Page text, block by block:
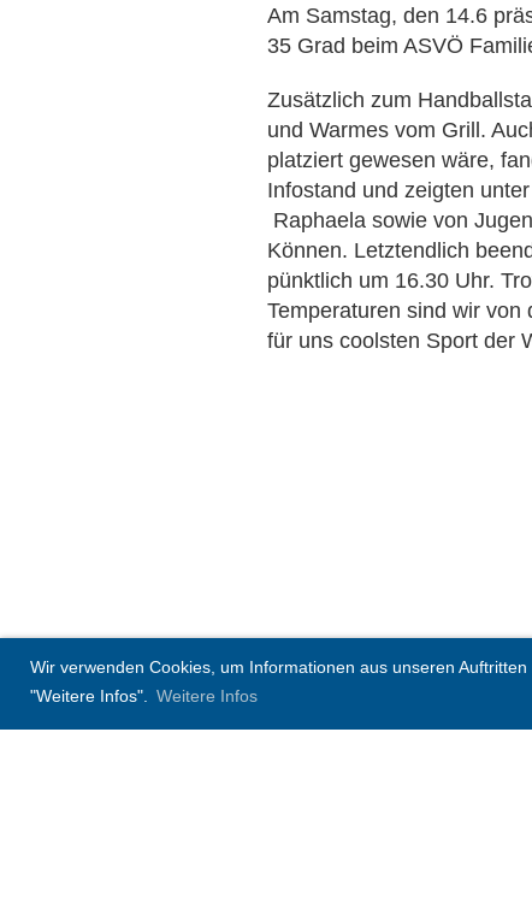
Wir verwenden Cookies, um Informationen aus unseren
"Weitere Infos". Weitere Infos
Am Samstag, den 14.6
35 Grad beim ASVÖ
Zusätzlich zum
und Warmes vom Grill.
platziert gewesen wäre,
Infostand und zeigten
Raphaela sowie von
Können. Letztendlich
pünktlich um 16.30 Uhr.
Temperaturen sind wir
für uns coolsten Sport der